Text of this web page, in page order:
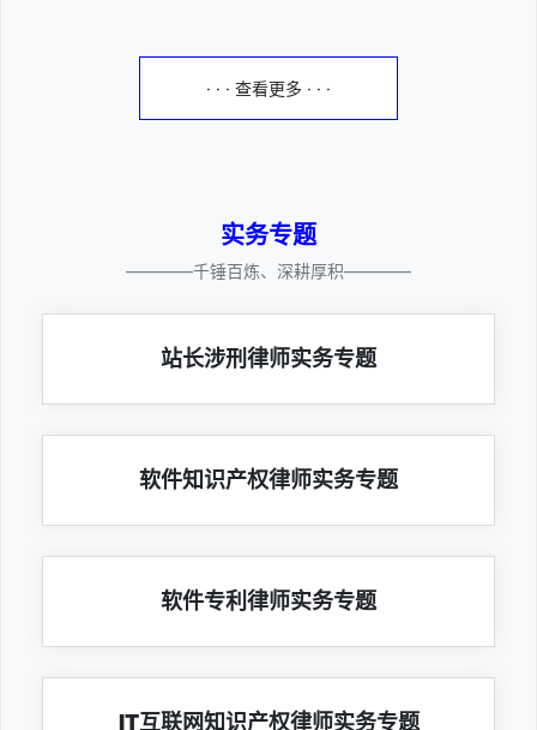
· · · 查看更多 · · ·
实务专题
————千锤百炼、深耕厚积————
站长涉刑律师实务专题
软件知识产权律师实务专题
软件专利律师实务专题
IT互联网知识产权律师实务专题